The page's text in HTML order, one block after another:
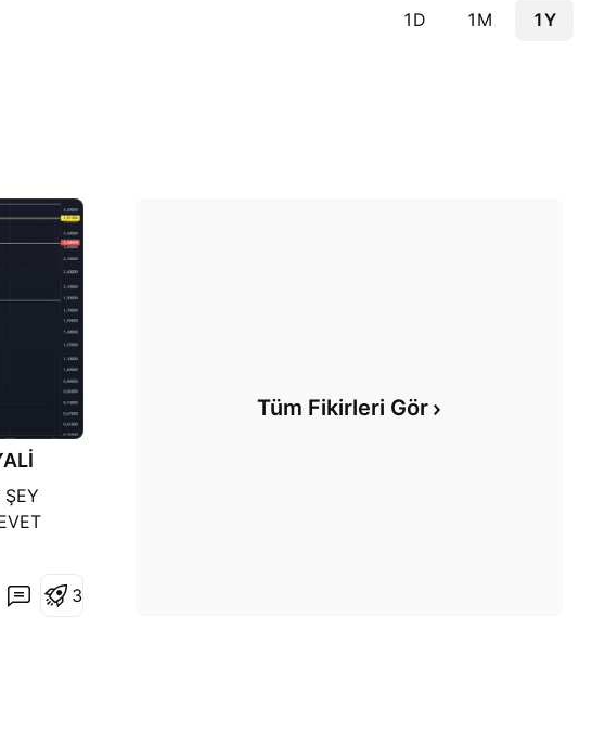
1D 1M 1Y
3
Tüm Fikirleri Gör